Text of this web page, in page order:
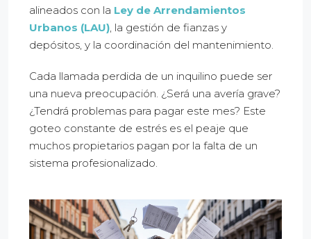
alineados con la Ley de Arrendamientos
Urbanos (LAU), la gestión de fianzas y
depósitos, y la coordinación del mantenimiento.
Cada llamada perdida de un inquilino puede ser
una nueva preocupación. ¿Será una avería grave?
¿Tendrá problemas para pagar este mes? Este
goteo constante de estrés es el peaje que
muchos propietarios pagan por la falta de un
sistema profesionalizado.